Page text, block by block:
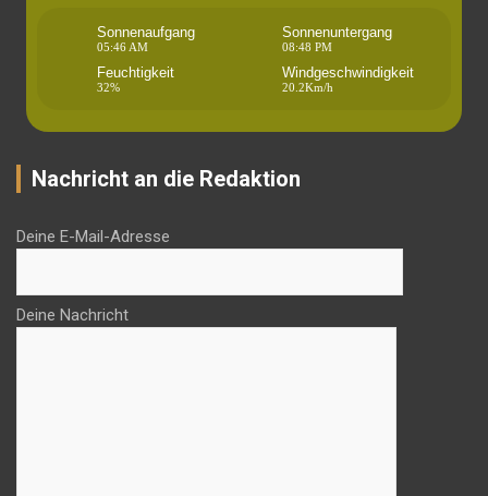
Sonnenaufgang
05:46 AM
Sonnenuntergang
08:48 PM
Feuchtigkeit
32%
Windgeschwindigkeit
20.2Km/h
Nachricht an die Redaktion
Deine E-Mail-Adresse
Deine Nachricht